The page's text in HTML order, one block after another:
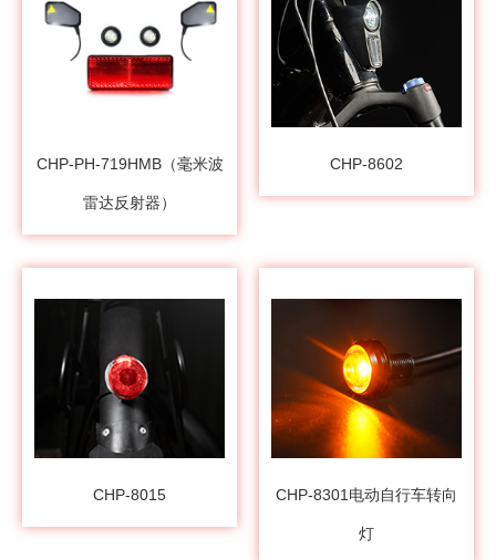
CHP-PH-719HMB（毫米波
雷达反射器）
CHP-8602
CHP-8015 CHP-8301电动自行车转向
灯